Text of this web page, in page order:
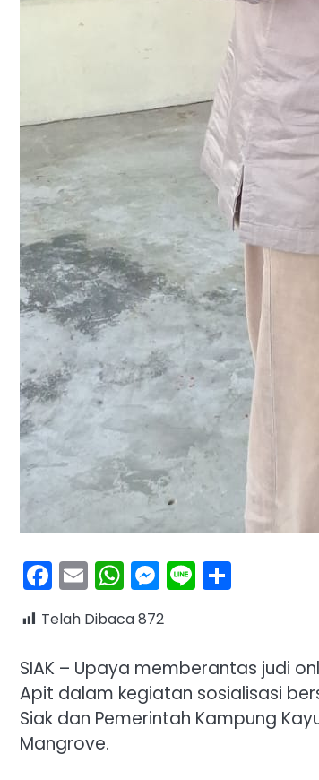
Facebook
EmailWhatsApp
Messenger
Line
Telah Dibaca872
SIAK – Upaya memberantas judi
Apit dalam kegiatan sosialisasi
Siak dan Pemerintah Kampung
Mangrove.